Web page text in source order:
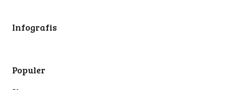
Infografis
Populer